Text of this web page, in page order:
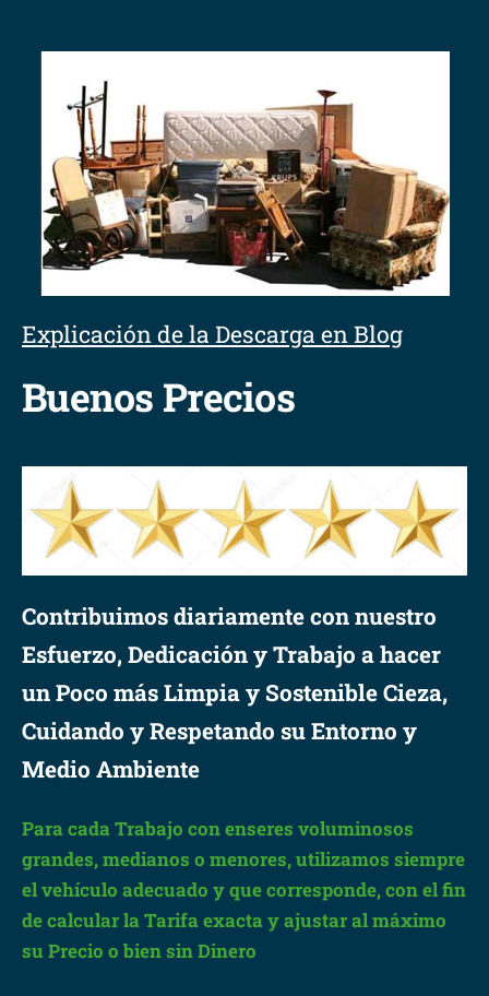
Explicación de la Descarga en Blog
Buenos Precios
Contribuimos diariamente con nuestro
Esfuerzo, Dedicación y Trabajo a hacer
un Poco más Limpia y Sostenible Cieza,
Cuidando y Respetando su Entorno y
Medio Ambiente
Para cada Trabajo con enseres voluminosos
grandes, medianos o menores, utilizamos siempre
el vehículo adecuado y que corresponde, con el fin
de calcular la Tarifa exacta y ajustar al máximo
su Precio o bien sin Dinero